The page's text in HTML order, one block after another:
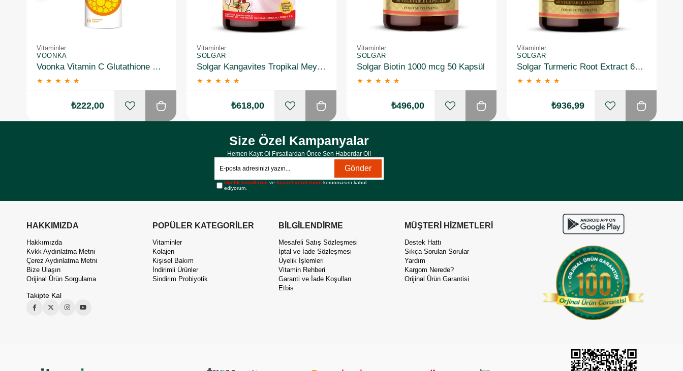
Vitaminler
VOONKA
Voonka Vitamin C Glutathione Complex Efervesan 15 Tablet
★ ★ ★ ★ ★
₺222,00
Vitaminler
SOLGAR
Solgar Kangavites Tropikal Meyve Aromalı 60 Tablet
★ ★ ★ ★ ★
₺618,00
Vitaminler
SOLGAR
Solgar Biotin 1000 mcg 50 Kapsül
★ ★ ★ ★ ★
₺496,00
Vitaminler
SOLGAR
Solgar Turmeric Root Extract 60 Kapsül
★ ★ ★ ★ ★
₺936,99
Size Özel Kampanyalar
Hemen Kayıt Ol Fırsatlardan Önce Sen Haberdar Ol!
Gönder
Üyelik koşullarını vekişisel verilerimin korunmasını kabul
ediyorum.
HAKKIMIZDA
Hakkımızda
Kvkk Aydınlatma Metni
Çerez Aydınlatma Metni
Bize Ulaşın
Orijinal Ürün Sorgulama
Takipte Kal
POPÜLER KATEGORİLER
Vitaminler
Kolajen
Kişisel Bakım
İndirimli Ürünler
Sindirim Probiyotik
BİLGİLENDİRME
Mesafeli Satış Sözleşmesi
İptal ve İade Sözleşmesi
Üyelik İşlemleri
Vitamin Rehberi
Garanti ve İade Koşulları
Etbis
MÜŞTERİ HİZMETLERİ
Destek Hattı
Sıkça Sorulan Sorular
Yardım
Kargom Nerede?
Orijinal Ürün Garantisi